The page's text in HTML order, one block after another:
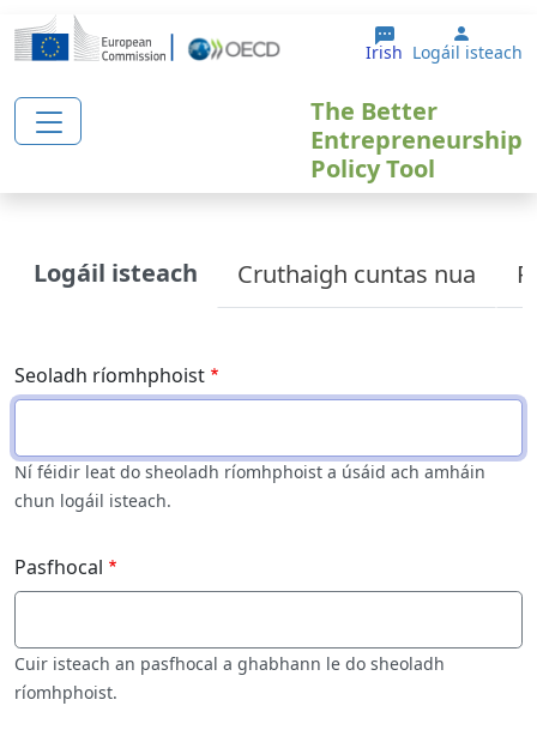
Skip to main content
Irish User
Logáil isteach
The Better
Entrepreneurship
Policy Tool
Primary tabs
Logáil isteach Cruthaigh cuntas nua
Seoladh ríomhphoist
Ní féidir leat do sheoladh ríomhphoist a úsáid ach amháin
chun logáil isteach.
Pasfhocal
Cuir isteach an pasfhocal a ghabhann le do sheoladh
ríomhphoist.